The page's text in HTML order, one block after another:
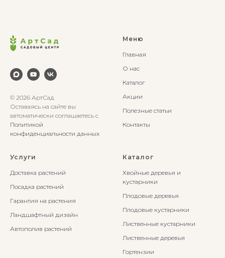
© 2026 АртСад
Оставаясь на сайте вы
автоматически соглашаетесь с
Политикой
конфиденциальности данных
Меню
Главная
О нас
Каталог
Акции
Полезные статьи
Контакты
Услуги
Доставка растений
Посадка растений
Гарантия на растения
Ландшафтный дизайн
Автополив растений
Каталог
Хвойные деревья и
кустарники
Плодовые деревья
Плодовые кустарники
Лиственные кустарники
Лиственные деревья
Гортензии